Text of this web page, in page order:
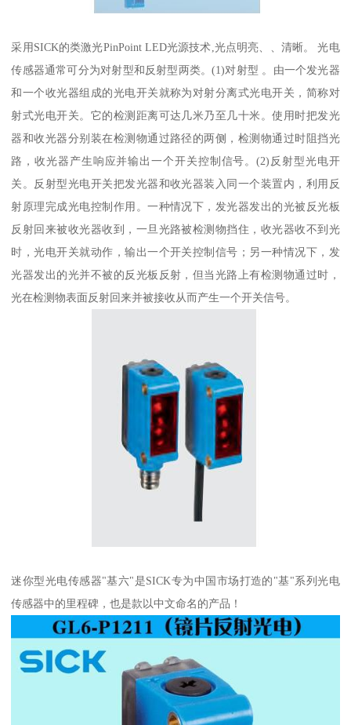
采用SICK的类激光PinPoint LED光源技术,光点明亮、、清晰。 光电
传感器通常可分为对射型和反射型两类。(1)对射型 。由一个发光器
和一个收光器组成的光电开关就称为对射分离式光电开关，简称对
射式光电开关。它的检测距离可达几米乃至几十米。使用时把发光
器和收光器分别装在检测物通过路径的两侧，检测物通过时阻挡光
路，收光器产生响应并输出一个开关控制信号。(2)反射型光电开
关。反射型光电开关把发光器和收光器装入同一个装置内，利用反
射原理完成光电控制作用。一种情况下，发光器发出的光被反光板
反射回来被收光器收到，一旦光路被检测物挡住，收光器收不到光
时，光电开关就动作，输出一个开关控制信号；另一种情况下，发
光器发出的光并不被的反光板反射，但当光路上有检测物通过时，
光在检测物表面反射回来并被接收从而产生一个开关信号。
迷你型光电传感器"基六"是SICK专为中国市场打造的"基"系列光电
传感器中的里程碑，也是款以中文命名的产品！